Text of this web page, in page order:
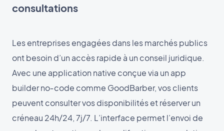
consultations
Les entreprises engagées dans les marchés publics
ont besoin d’un accès rapide à un conseil juridique.
Avec une application native conçue via un app
builder no‑code comme GoodBarber, vos clients
peuvent consulter vos disponibilités et réserver un
créneau 24h/24, 7j/7. L’interface permet l’envoi de